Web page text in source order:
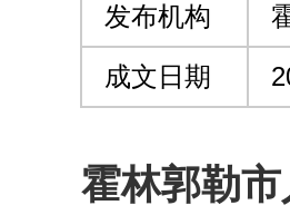
发布机构
成文日期
霍林郭勒